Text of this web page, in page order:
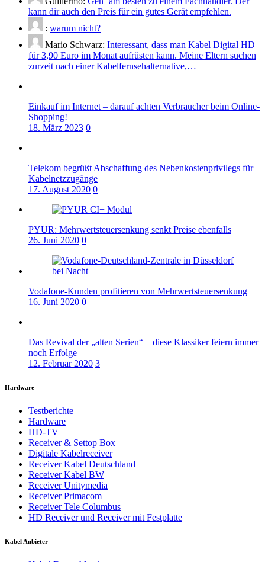
kann dir auch den Preis für ein gutes Gerät empfehlen.
: warum nicht?
Mario Schwarz: Interessant, dass man Kabel Digital HD
für 3,90 Euro im Monat aufrüsten kann. Meine Eltern suchen
zurzeit nach einer Kabelfernsehalternative,…
Einkauf im Internet – darauf achten Verbraucher beim Online-
Shopping!
18. März 2023 0
Telekom begrüßt Abschaffung des Nebenkostenprivilegs für
Kabelnetzzugänge
17. August 2020 0
PYUR: Mehrwertsteuersenkung senkt Preise ebenfalls
26. Juni 2020 0
Vodafone-Kunden profitieren von Mehrwertsteuersenkung
16. Juni 2020 0
Das Revival der „alten Serien“ – diese Klassiker feiern immer
noch Erfolge
12. Februar 2020 3
Hardware
Testberichte
Hardware
HD-TV
Receiver & Settop Box
Digitale Kabelreceiver
Receiver Kabel Deutschland
Receiver Kabel BW
Receiver Unitymedia
Receiver Primacom
Receiver Tele Columbus
HD Receiver und Receiver mit Festplatte
Kabel Anbieter